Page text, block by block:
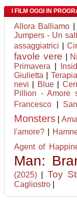
I FILM OGGI IN
Allora Balliamo
Jumpers - Un
assaggiatrici
favole vere
Primavera
Giulietta
nevi
Blue|
Pillion - Amore
Francesco
Monsters
l'amore?
Agent of
Man:
(2025)
Toy
Cagliostro